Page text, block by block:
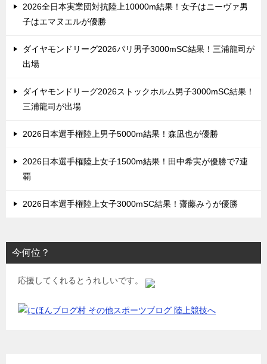
2026全日本実業団対抗陸上10000m結果！女子はニーヴァ男
子はエマヌエルが優勝
ダイヤモンドリーグ2026パリ男子3000mSC結果！三浦龍司が
出場
ダイヤモンドリーグ2026ストックホルム男子3000mSC結果！
三浦龍司が出場
2026日本選手権陸上男子5000m結果！森凪也が優勝
2026日本選手権陸上女子1500m結果！田中希実が優勝で7連
覇
2026日本選手権陸上女子3000mSC結果！齋藤みうが優勝
今何位？
応援してくれるとうれしいです。